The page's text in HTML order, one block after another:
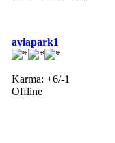
aviapark1
Karma: +6/-1
Offline